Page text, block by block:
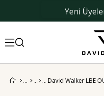
Yeni
David Walker LBE